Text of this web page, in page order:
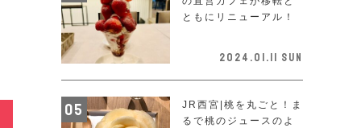
ともにリニューアル！
2024.01.11 Sun
JR西宮|桃を丸ごと！ま
るで桃のジュースのよ